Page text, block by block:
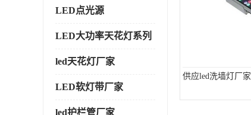
LED点光源
LED大功率天花灯系列
led天花灯厂家
LED软灯带厂家
led护栏管厂家
供应led洗墙灯厂家